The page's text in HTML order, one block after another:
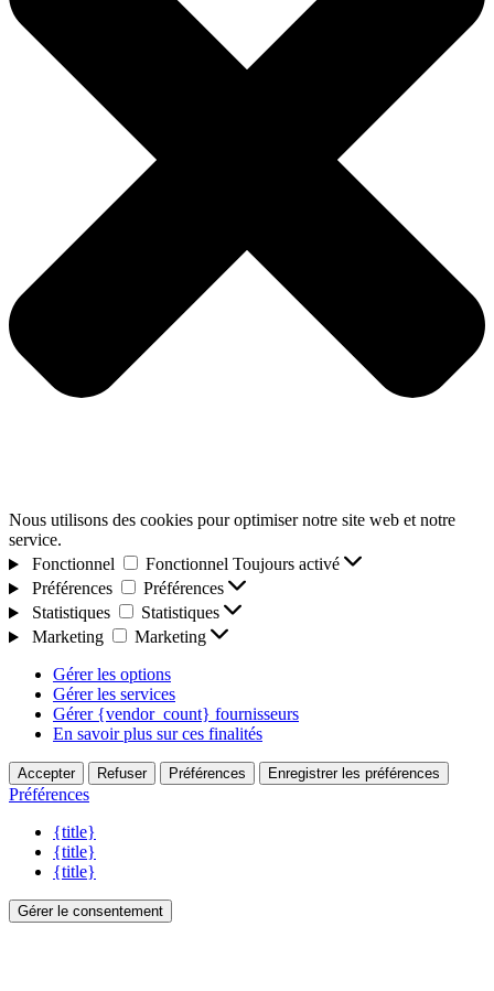
Nous utilisons des cookies pour optimiser notre site web et notre
service.
Fonctionnel
Fonctionnel Toujours activé
Préférences
Préférences
Statistiques
Statistiques
Marketing
Marketing
Gérer les options
Gérer les services
Gérer {vendor_count} fournisseurs
En savoir plus sur ces finalités
Accepter Refuser Préférences Enregistrer les préférences
Préférences
{title}
{title}
{title}
Gérer le consentement